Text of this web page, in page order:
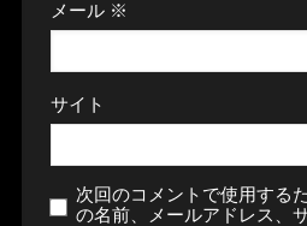
メール ※
サイト
次回のコメントで使用する
の名前、メールアドレス、